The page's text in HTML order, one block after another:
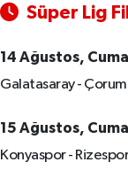
Süper Lig
14 Ağustos, Cuma
Galatasaray - Çorum
15 Ağustos,
Konyaspor -